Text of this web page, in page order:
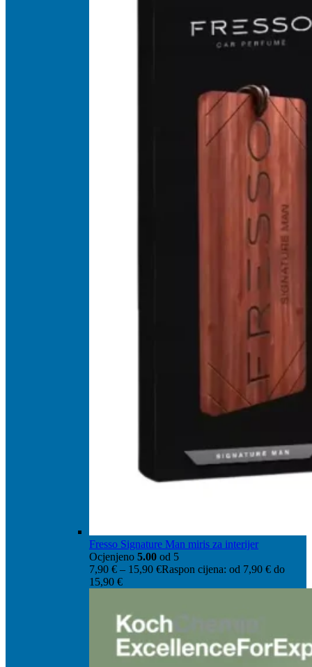
Fresso Signature Man miris za interijer
Ocjenjeno 5.00 od 5
7,90 € – 15,90 €Raspon cijena: od 7,90 € do
15,90 €